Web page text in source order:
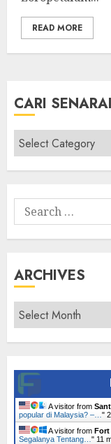
READ MORE
CARI
Cari
Senarai
Tumbuhan
Search
for:
ARCHIVES
Archives
A visitor from
popular di Malaysia? –… "
A visitor from Fort
Segalanya Tentang… " 11